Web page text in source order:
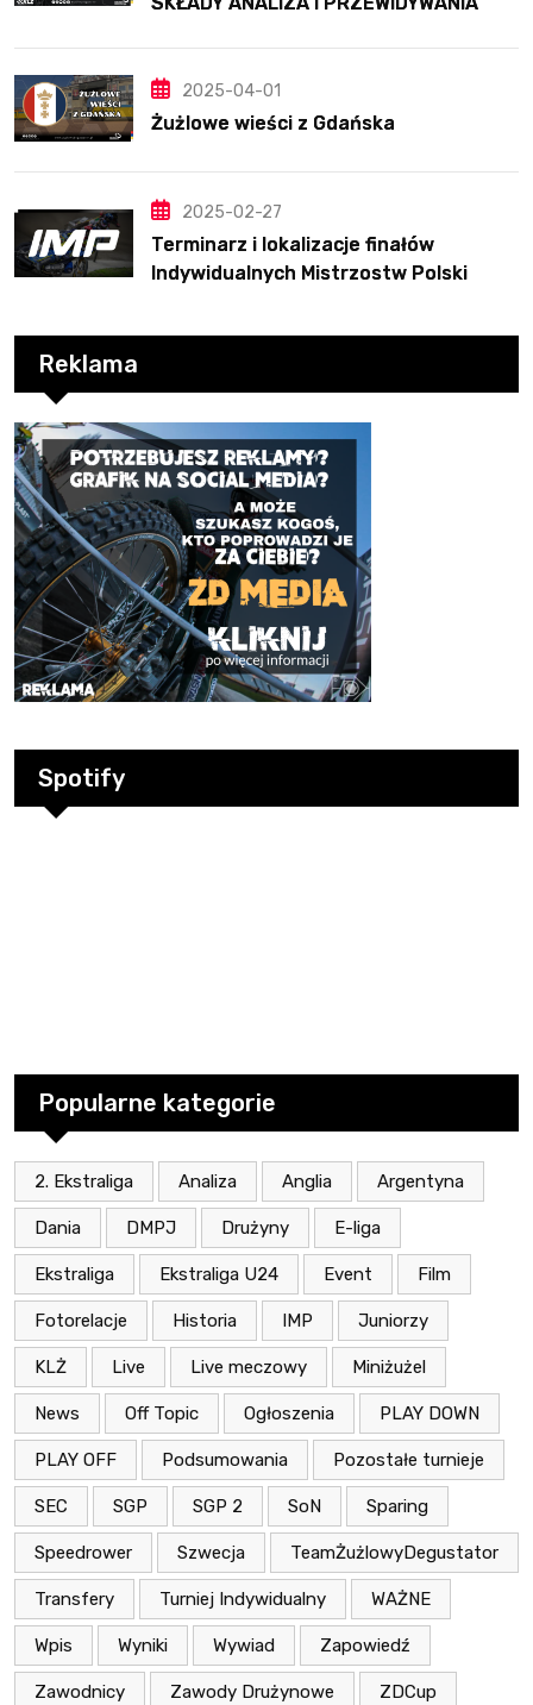
2025-04-01
Żużlowe wieści z Gdańska
2025-02-27
Terminarz i lokalizacje finałów
Indywidualnych Mistrzostw Polski
Reklama
Spotify
Popularne kategorie
2. Ekstraliga Analiza Anglia Argentyna
Dania DMPJ Drużyny E-liga
Ekstraliga Ekstraliga U24 Event Film
Fotorelacje Historia IMP Juniorzy
KLŻ Live Live meczowy Miniżużel
News Off Topic Ogłoszenia PLAY DOWN
PLAY OFF Podsumowania Pozostałe turnieje
SEC SGP SGP 2 SoN Sparing
Speedrower Szwecja TeamŻużlowyDegustator
Transfery Turniej Indywidualny WAŻNE
Wpis Wyniki Wywiad Zapowiedź
Zawodnicy Zawody Drużynowe ZDCup